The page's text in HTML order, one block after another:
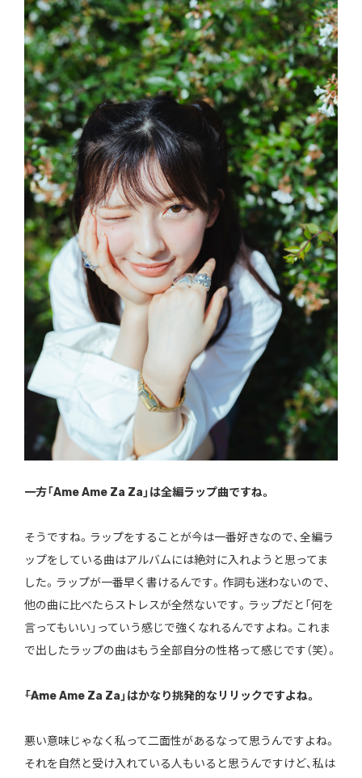
――一方「Ame Ame Za Za」は全編ラップ曲ですね。
そうですね。ラップをすることが今は一番好きなので、全編ラ
ップをしている曲はアルバムには絶対に入れようと思ってま
した。ラップが一番早く書けるんです。作詞も迷わないので、
他の曲に比べたらストレスが全然ないです。ラップだと「何を
言ってもいい」っていう感じで強くなれるんですよね。これま
で出したラップの曲はもう全部自分の性格って感じです（笑）。
――「Ame Ame Za Za」はかなり挑発的なリリックですよね。
悪い意味じゃなく私って二面性があるなって思うんですよね。
それを自然と受け入れている人もいると思うんですけど、私は